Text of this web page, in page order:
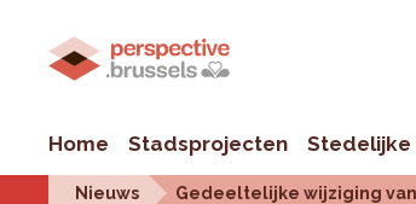
Home Stadsprojecten
Nieuws Gedeeltelijke wijziging van